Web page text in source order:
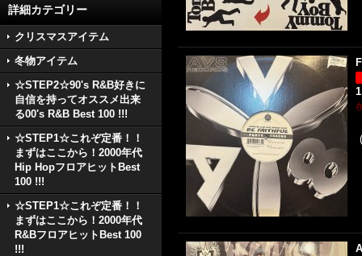
詳細カテゴリー
クリスマスアイテム
冬物アイテム
☆STEP2☆90's R&B好きに
自信を持ってオススメ出来
る00's R&B Best 100 !!!
☆STEP1☆これぞ定番！！
まずはここから！2000年代
Hip HopフロアヒットBest
100 !!!
☆STEP1☆これぞ定番！！
まずはここから！2000年代
R&BフロアヒットBest 100
!!!